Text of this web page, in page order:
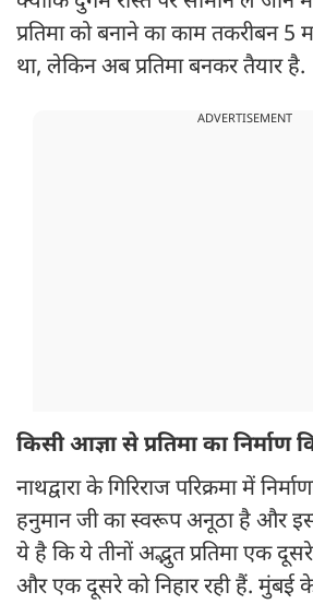
प्रतिमा को बनाने का काम तकरीबन
था, लेकिन अब प्रतिमा बनकर तैयार है.
ADVERTISEMENT
किसी आज्ञा से प्रतिमा का निर्माण
नाथद्वारा के गिरिराज परिक्रमा में
हनुमान जी का स्वरूप अनूठा है और
ये है कि ये तीनों अद्भुत प्रतिमा एक
और एक दूसरे को निहार रही हैं. मुंबई के